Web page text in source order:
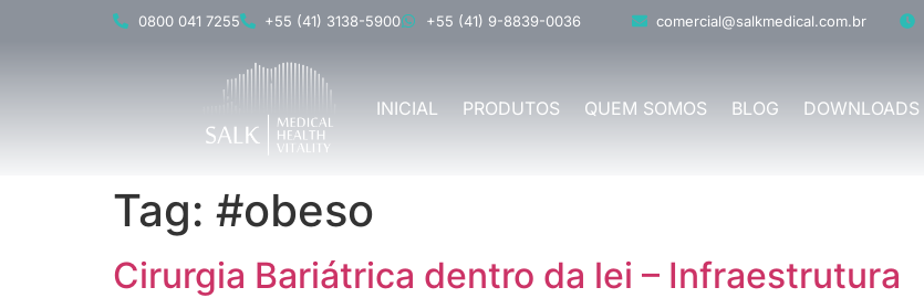
0800 041 7255 +55 (41) 3138-5900 +55 (41) 9-8839-0036 comercial@salkmedical.com.br
INICIAL PRODUTOS QUEM SOMOS BLOG DOWNLOADS
Tag: #obeso
Cirurgia Bariátrica dentro da lei – Infraestrutura